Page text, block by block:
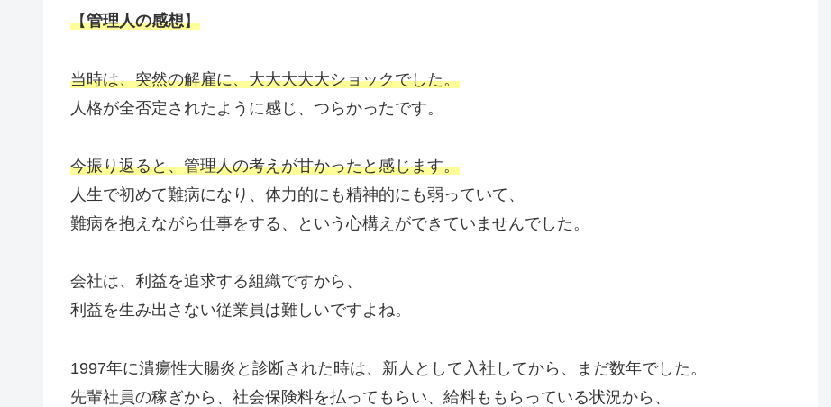
【管理人の感想】
当時は、突然の解雇に、大大大大大ショックでした。
人格が全否定されたように感じ、つらかったです。
今振り返ると、管理人の考えが甘かったと感じます。
人生で初めて難病になり、体力的にも精神的にも弱っていて、
難病を抱えながら仕事をする、という心構えができていませんでした。
会社は、利益を追求する組織ですから、
利益を生み出さない従業員は難しいですよね。
1997年に潰瘍性大腸炎と診断された時は、新人として入社してから、まだ数年でした。
先輩社員の稼ぎから、社会保険料を払ってもらい、給料ももらっている状況から、